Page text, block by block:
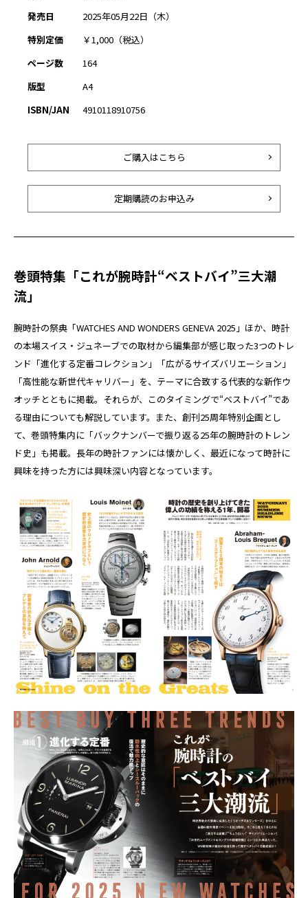
発売日
2025年05月22日（木）
特別定価
￥1,000（税込）
ページ数
164
版型
A4
ISBN/JAN
4910118910756
ご購入はこちら
定期購読のお申込み
巻頭特集「これが腕時計“ベストバイ”三大潮
流」
腕時計の祭典「WATCHES AND WONDERS GENEVA 2025」ほか、時計
の本場スイス・ジュネーブでの取材から編集部が感じ取った3つのトレ
ンド「進化する定番コレクション」「広がるサイズバリエーション」
「高性能な新世代キャリバー」を、テーマに合致する代表的な新作ウ
オッチとともに掲載。それらが、このタイミングで“ベストバイ”であ
る理由についても解説しています。また、創刊25周年特別企画とし
て、巻頭特集内に「バックナンバーで振り返る25年の腕時計のトレン
ド史」も掲載。長年の時計ファンには懐かしく、最近になって時計に
興味を持った方には興味深い内容となっています。